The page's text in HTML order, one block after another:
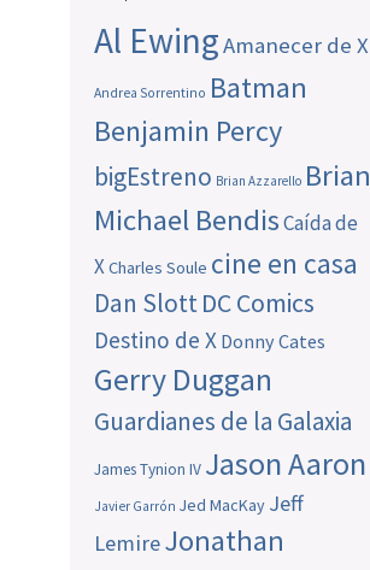
Al EwingAmanecer de X
Andrea Sorrentino Batman
Benjamin Percy
bigEstreno Brian Azzarello Brian
Michael BendisCaída de
XCharles Soule cine en casa
Dan SlottDC Comics
Destino de X Donny Cates
Gerry Duggan
Guardianes de la Galaxia
James Tynion IV Jason Aaron
Javier Garrón Jed MacKay Jeff
LemireJonathan